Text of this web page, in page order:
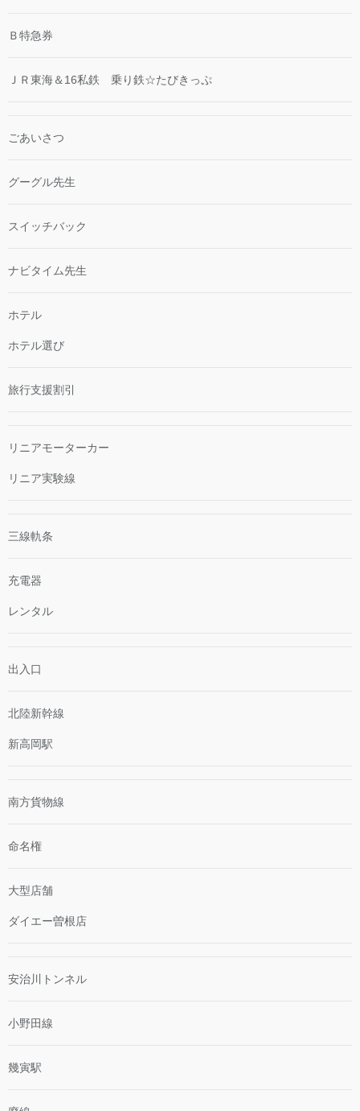
Ｂ特急券
ＪＲ東海＆16私鉄 乗り鉄☆たびきっぷ
ごあいさつ
グーグル先生
スイッチバック
ナビタイム先生
ホテル
ホテル選び
旅行支援割引
リニアモーターカー
リニア実験線
三線軌条
充電器
レンタル
出入口
北陸新幹線
新高岡駅
南方貨物線
命名権
大型店舗
ダイエー曽根店
安治川トンネル
小野田線
幾寅駅